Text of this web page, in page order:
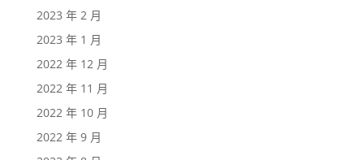
2023 年 2 月
2023 年 1 月
2022 年 12 月
2022 年 11 月
2022 年 10 月
2022 年 9 月